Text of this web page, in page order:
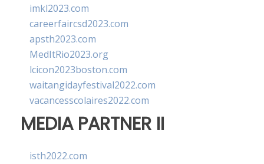
imkl2023.com
careerfaircsd2023.com
apsth2023.com
MedItRio2023.org
lcicon2023boston.com
waitangidayfestival2022.com
vacancesscolaires2022.com
MEDIA PARTNER II
isth2022.com